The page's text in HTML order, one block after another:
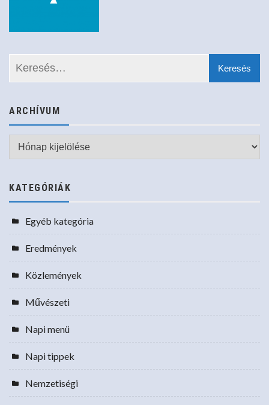
ARCHÍVUM
Archívum
KATEGÓRIÁK
Egyéb kategória
Eredmények
Közlemények
Művészeti
Napi menü
Napi tippek
Nemzetiségi